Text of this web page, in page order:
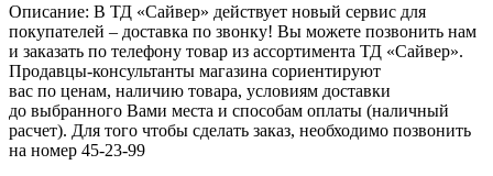
Описание: В ТД «Сайвер» действует новый сервис для
покупателей – доставка по звонку! Вы можете позвонить нам
и заказать по телефону товар из ассортимента ТД «Сайвер».
Продавцы-консультанты магазина сориентируют
вас по ценам, наличию товара, условиям доставки
до выбранного Вами места и способам оплаты (наличный
расчет). Для того чтобы сделать заказ, необходимо позвонить
на номер 45-23-99